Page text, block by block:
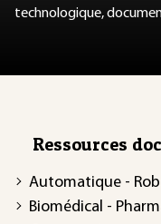
technologique,
Ressources
Automatique -
Biomédical -